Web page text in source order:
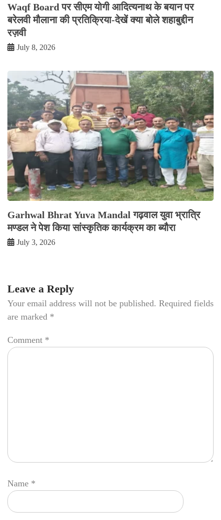
Waqf Board पर सीएम योगी आदित्यनाथ के बयान पर
बरेलवी मौलाना की प्रतिक्रिया-देखें क्या बोले शहाबुद्दीन
रज़वी
July 8, 2026
Garhwal Bhrat Yuva Mandal गढ़वाल युवा भ्रात्रि
मण्डल ने पेश किया सांस्कृतिक कार्यक्रम का ब्यौरा
July 3, 2026
Leave a Reply
Your email address will not be published. Required fields
are marked *
Comment *
Name *